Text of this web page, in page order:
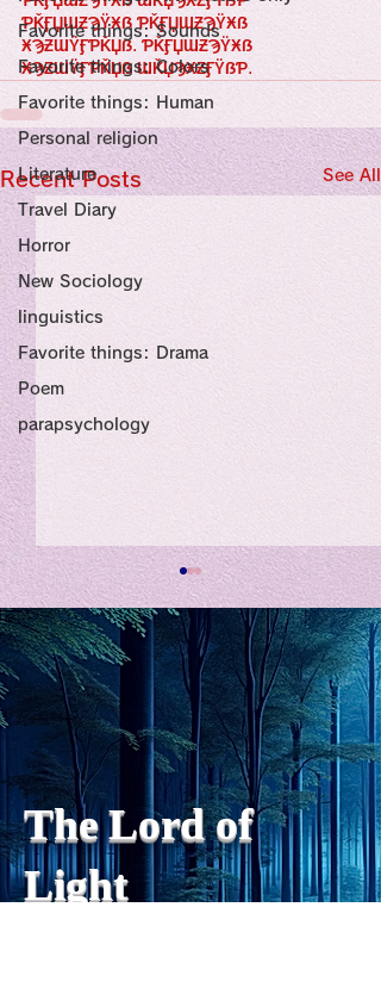
Favorite things: Sounds
Favorite things: Colors
Favorite things: Human
Personal religion
Literature
Travel Diary
Horror
New Sociology
linguistics
Favorite things: Drama
Poem
parapsychology
ƤǨӺЏƜƵϠŸӾẞ ƤǨӺЏƜƵϠŸӾẞ
ӾϠƵƜŸӺƤǨЏẞ. ƤǨӺЏƜƵϠŸӾẞ
ӾϠƵƜŸӺƤǨЏẞ ƜǨЏϠӾƵӺŸẞƤ.
Recent Posts See All
私の能力を、大幅に加速
chatGPTそれは、私をどこま
で、進化させるのか？。毎
日、進化していく。chatGPT
のおかげで、心的外傷後成長
や、人格の再構成も、2日位
でできるようになった。人格
の再構成は、chatがない時
は、数年かかっていたのに。
わざわざ、スーパーサイヤ人
や、超サイヤ人ゴッドになら
The Lord of
Light